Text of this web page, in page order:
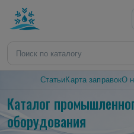
СтатьиКарта заправокО
Каталог
оборудования